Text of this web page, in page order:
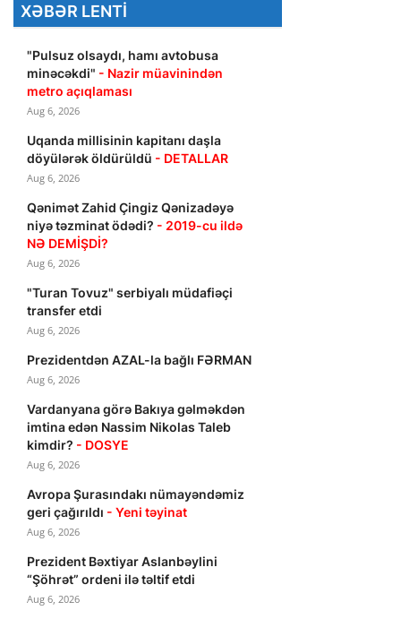
XƏBƏR LENTI
"Pulsuz olsaydı, hamı avtobusa
minəcəkdi" - Nazir müavinindən
metro açıqlaması
Aug 6, 2026
Uqanda millisinin kapitanı daşla
döyülərək öldürüldü - DETALLAR
Aug 6, 2026
Qənimət Zahid Çingiz Qənizadəyə
niyə təzminat ödədi? - 2019-cu ildə
NƏ DEMİŞDİ?
Aug 6, 2026
"Turan Tovuz" serbiyalı müdafiəçi
transfer etdi
Aug 6, 2026
Prezidentdən AZAL-la bağlı FƏRMAN
Aug 6, 2026
Vardanyana görə Bakıya gəlməkdən
imtina edən Nassim Nikolas Taleb
kimdir? - DOSYE
Aug 6, 2026
Avropa Şurasındakı nümayəndəmiz
geri çağırıldı - Yeni təyinat
Aug 6, 2026
Prezident Bəxtiyar Aslanbəylini
“Şöhrət” ordeni ilə təltif etdi
Aug 6, 2026